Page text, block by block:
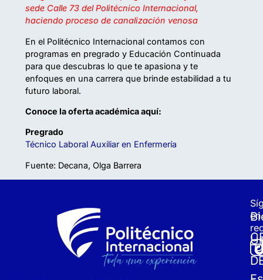
sede Calle 73 del Politécnico Internacional,
haciendo proceso de canalización venosa
En el Politécnico Internacional contamos con
programas en pregrado y Educación Continuada
para que descubras lo que te apasiona y te
enfoques en una carrera que brinde estabilidad a tu
futuro laboral.
Conoce la oferta académica aquí:
Pregrado
Técnico Laboral Auxiliar en Enfermería
Fuente: Decana, Olga Barrera
en